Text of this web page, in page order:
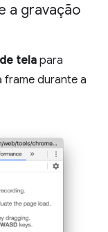
a gravação
telapara
frame durante a